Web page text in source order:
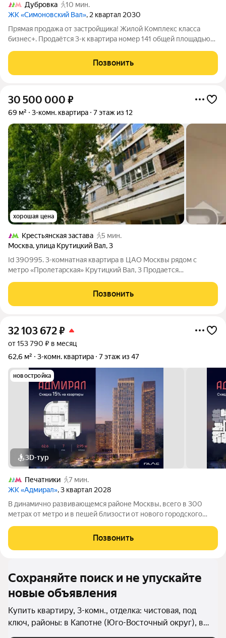
Дубровка
10 мин.
ЖК «Симоновский Вал», 2 квартал 2030
Прямая продажа от застройщика! Жилой Комплекс класса
бизнес+. Продаётся 3-к квартира номер 141 общей площадью
Мастер-зона с санузлом. Уют и комфорт в одном
пространстве. - Просторная
Позвонить
30 500 000 ₽
69 м² 3-комн. квартира 7 этаж из 12
хорошая цена
Крестьянская застава
5 мин.
Москва,улица Крутицкий Вал,3
Id 390995. 3-комнатная квартира в ЦАО Москвы рядом с
метро «Пролетарская» Крутицкий Вал, 3 Продается
ул. Крутицкий Вал, д. 3, Таганский район, ЦАО. Общая площадь
69 м 7 этаж из 12 Кирпичный
Позвонить
32 103 672₽
от 153 790 ₽ в месяц
62,6 м²
3-комн. квартира 7 этаж из 47
новостройка
3D-тур
Печатники
7 мин.
ЖК «Адмирал», 3 квартал 2028
В динамично развивающемся районе Москвы, всего в 300
метрах от метро и в пешей близости от нового городского
автомобилей, продается 3-комнатная квартира площадью
62.60 м. без отделки. Квартира
Позвонить
Сохраняйте поиск и не упускайте
новые объявления
Купить квартиру, 3-комн., отделка: чистовая, под
ключ, районы: в Капотне (Юго-Восточный округ), в
Кузьминках, в Южнопортовом районе, в